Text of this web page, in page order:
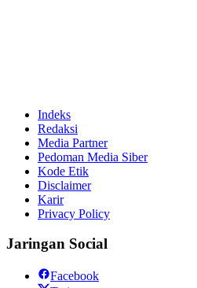
Indeks
Redaksi
Media Partner
Pedoman Media Siber
Kode Etik
Disclaimer
Karir
Privacy Policy
Jaringan Social
Facebook